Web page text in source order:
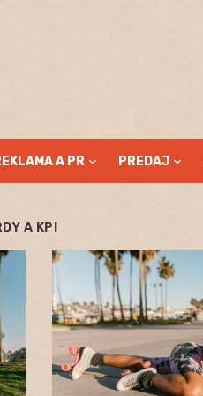
A PR PREDAJ
A KPI